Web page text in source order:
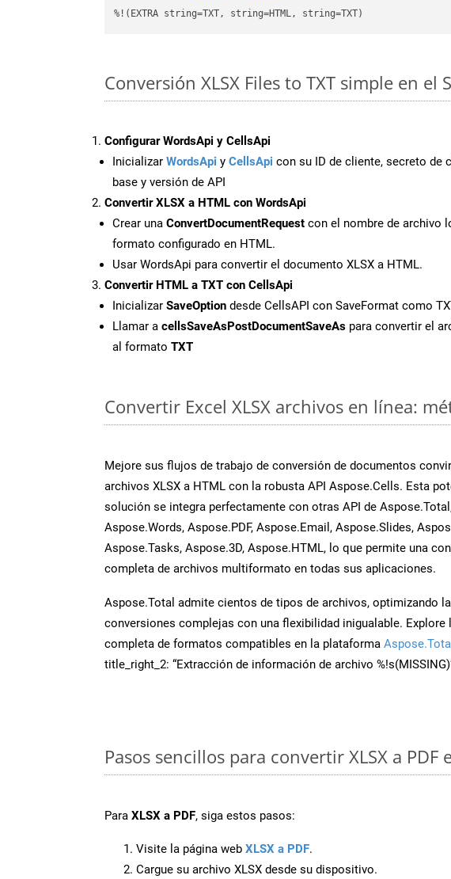
%!(EXTRA string=TXT, string=HTML, string=TXT)
Conversión XLSX Files to TXT simple en el
Configurar WordsApi y CellsApi
Inicializar WordsApi y CellsApi con su ID de cliente, secreto de
base y versión de API
Convertir XLSX a HTML con WordsApi
Crear una ConvertDocumentRequest con el nombre de archivo
formato configurado en HTML.
Usar WordsApi para convertir el documento XLSX a HTML.
Convertir HTML a TXT con CellsApi
Inicializar SaveOption desde CellsAPI con SaveFormat como
Llamar a cellsSaveAsPostDocumentSaveAs para convertir el
al formato TXT
Convertir Excel XLSX archivos en línea:
Mejore sus flujos de trabajo de conversión de documentos
archivos XLSX a HTML con la robusta API Aspose.Cells. Esta
solución se integra perfectamente con otras API de
Aspose.Words, Aspose.PDF, Aspose.Email, Aspose.Slides,
Aspose.Tasks, Aspose.3D, Aspose.HTML, lo que permite una
completa de archivos multiformato en todas sus aplicaciones.
Aspose.Total admite cientos de tipos de archivos, optimizando
conversiones complejas con una flexibilidad inigualable. Explore
completa de formatos compatibles en la plataforma
title_right_2: “Extracción de información de archivo
Pasos sencillos para convertir XLSX a PDF
Para XLSX a PDF, siga estos pasos:
Visite la página web XLSX a PDF.
Cargue su archivo XLSX desde su dispositivo.